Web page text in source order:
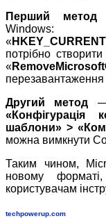
Перший метод
«
потрібно створити
«
Другий метод —
«Конфігурація
шаблони» >
можна вимкнути
Таким чином,
новому
користувачам
techpowerup.com